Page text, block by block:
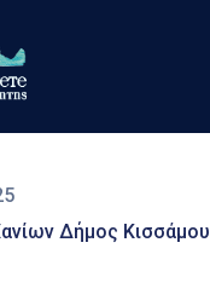
Δήμος Κισσάμου